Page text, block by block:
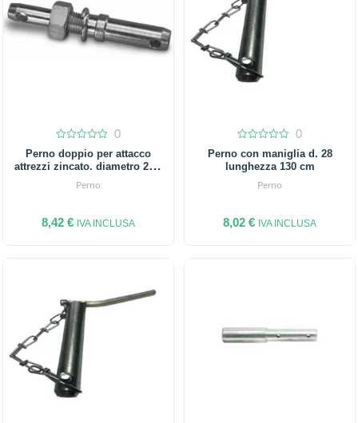
out
of
0
Perno doppio per attacco
attrezzi zincato. diametro 22 –
Perno
8,42 € IVA INCLUSA
out
of
0
Perno con maniglia d. 28
lunghezza 130 cm
Perno
8,02 € IVA INCLUSA